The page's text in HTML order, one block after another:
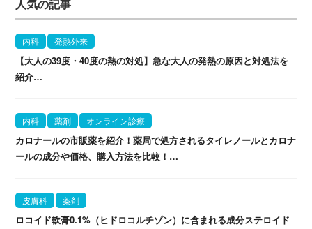
人気の記事
内科 発熱外来
【大人の39度・40度の熱の対処】急な大人の発熱の原因と対処法を
紹介…
内科 薬剤 オンライン診療
カロナールの市販薬を紹介！薬局で処方されるタイレノールとカロナ
ールの成分や価格、購入方法を比較！…
皮膚科 薬剤
ロコイド軟膏0.1%（ヒドロコルチゾン）に含まれる成分ステロイド